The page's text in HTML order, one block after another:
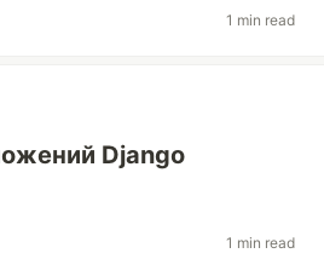
1 min read
Django
1 min read